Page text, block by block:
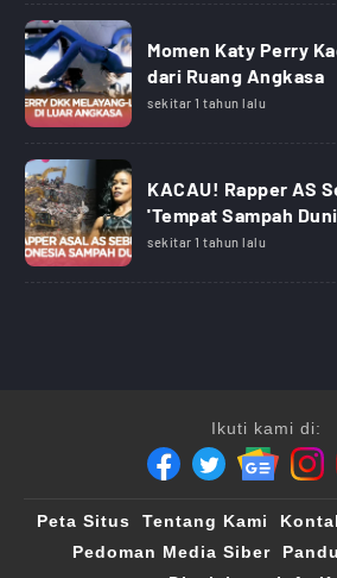
Momen Katy Perry
dari Ruang Angkasa
sekitar 1 tahun lalu
KACAU! Rapper AS
'Tempat Sampah
sekitar 1 tahun lalu
Ikuti kami di:
Peta Situs Tentang Kami
Pedoman Media Siber